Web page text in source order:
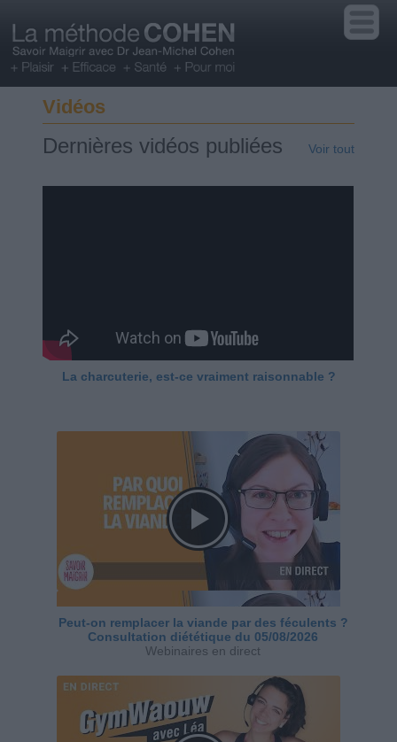
Vidéos
Dernières vidéos publiées Voir tout
La charcuterie, est-ce vraiment raisonnable ?
Peut-on remplacer la viande par des féculents ?
Consultation diététique du 05/08/2026
Webinaires en direct